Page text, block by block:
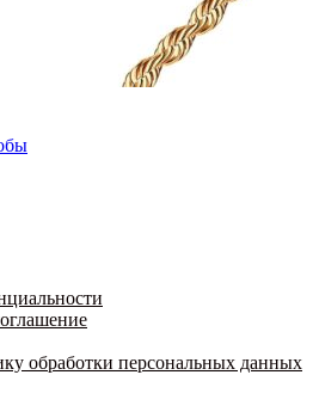
обработки персональных данных